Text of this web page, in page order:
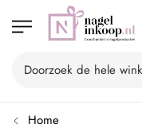
Home